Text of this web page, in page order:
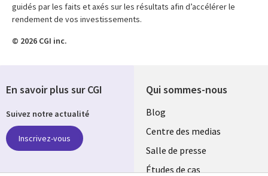
guidés par les faits et axés sur les résultats afin d’accélérer le
rendement de vos investissements.
© 2026 CGI inc.
Qui sommes-nous
Useful
links
MAROC
Blog
Centre des medias
Salle de presse
Études de cas
En savoir plus sur CGI
Suivez notre actualité
Inscrivez-vous